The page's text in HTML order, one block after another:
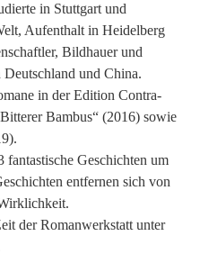
in Stuttgart und
Aufenthalt in Heidelberg
Bildhauer und
und China.
in der Edition Contra-
Bambus“ (2016) sowie
Geschichten um
entfernen sich von
der Romanwerkstatt unter